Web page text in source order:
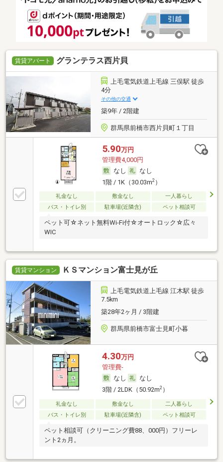
賃貸アパート グランテラス西片貝
上毛電気鉄道上毛線 三俣駅 徒歩
4分
その他の交通
築9年 / 2階建
群馬県前橋市西片貝町１丁目
5.90万円
管理費4,000円
なし
なし
1階 / 1K（30.03m2）
礼金なし 敷金なし
一人暮らし
バス・トイレ別
駐車場(近隣含) ペット相談可
ペット可☆ネット無料Wi-Fi付☆オートロック☆広々
WIC
賃貸マンション ＫＳマンション富士見が丘
上毛電気鉄道上毛線 江木駅 徒歩
7.5km
築28年2ヶ月 / 3階建
群馬県前橋市富士見町小暮
4.30万円
管理費-
なし
なし
3階 / 2LDK（50.92m2）
礼金なし 敷金なし
二人暮らし
バス・トイレ別
駐車場(近隣含) ペット相談可
ペット相談可（クリーニング費88、000円）フリーレ
ント2ヵ月。